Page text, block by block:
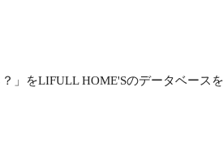
」をLIFULL HOME'Sのデータベース